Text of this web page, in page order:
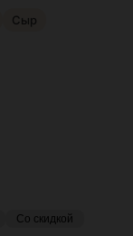
Сыр
Со скидкой